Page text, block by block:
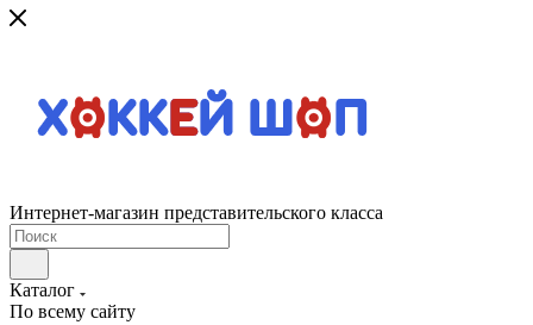
Интернет-магазин представительского класса
Каталог
По всему сайту